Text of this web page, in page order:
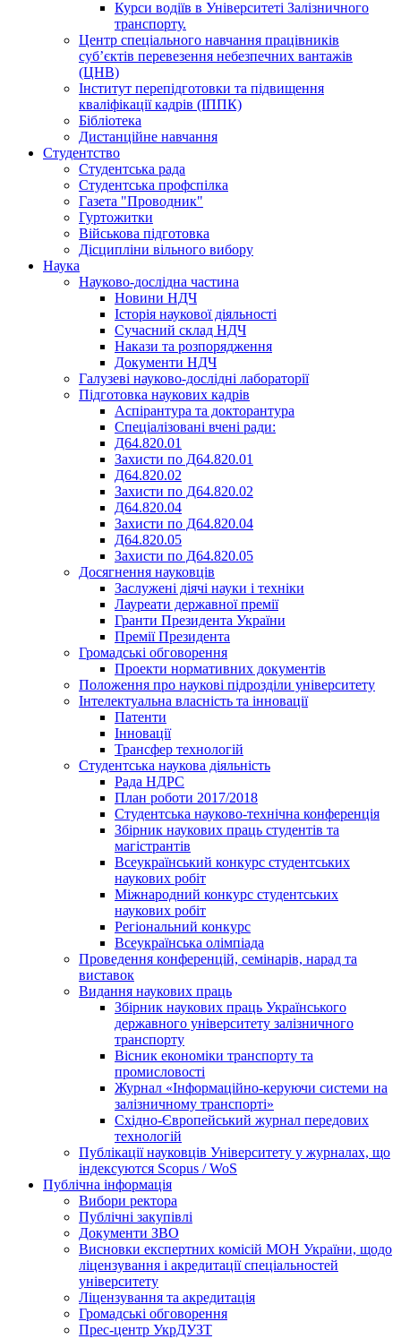
Курси водіїв в Університеті Залізничного
транспорту.
Центр спеціального навчання працівників
суб’єктів перевезення небезпечних вантажів
(ЦНВ)
Інститут перепідготовки та підвищення
кваліфікації кадрів (ІППК)
Бібліотека
Дистанційне навчання
Студентство
Студентська рада
Студентська профспілка
Газета "Проводник"
Гуртожитки
Військова підготовка
Дісципліни вільного вибору
Наука
Науково-дослідна частина
Новини НДЧ
Історія наукової діяльності
Сучасний склад НДЧ
Накази та розпорядження
Документи НДЧ
Галузеві науково-дослідні лабораторії
Підготовка наукових кадрів
Аспірантура та докторантура
Спеціалізовані вчені ради:
Д64.820.01
Захисти по Д64.820.01
Д64.820.02
Захисти по Д64.820.02
Д64.820.04
Захисти по Д64.820.04
Д64.820.05
Захисти по Д64.820.05
Досягнення науковців
Заслужені діячі науки і техніки
Лауреати державної премії
Гранти Президента України
Премії Президента
Громадськi обговорення
Проекти нормативних документів
Положення про наукові підрозділи університету
Інтелектуальна власність та інновації
Патенти
Інновації
Трансфер технологій
Студентська наукова діяльність
Рада НДРС
План роботи 2017/2018
Студентська науково-технічна конференція
Збірник наукових праць студентів та
магістрантів
Всеукраїнський конкурс студентських
наукових робіт
Міжнародний конкурс студентських
наукових робіт
Регіональний конкурс
Всеукраїнська олімпіада
Проведення конференцій, семінарів, нарад та
виставок
Видання наукових праць
Збірник наукових праць Українського
державного університету залізничного
транспорту
Вісник економіки транспорту та
промисловості
Журнал «Інформаційно-керуючи системи на
залізничному транспорті»
Східно-Європейський журнал передових
технологій
Публікації науковців Університету у журналах, що
індексуются Scopus / WoS
Публічна інформація
Вибори ректора
Публічні закупівлі
Документи ЗВО
Висновки експертних комісій МОН України, щодо
ліцензування і акредитації спеціальностей
університету
Ліцензування та акредитація
Громадські обговорення
Прес-центр УкрДУЗТ